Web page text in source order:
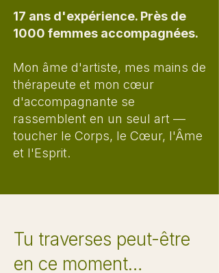
17 ans d'expérience. Près de
1000 femmes accompagnées.
Mon âme d'artiste, mes mains de
thérapeute et mon cœur
d'accompagnante se
rassemblent en un seul art —
toucher le Corps, le Cœur, l'Âme
et l'Esprit.
Tu traverses peut-être
en ce moment…